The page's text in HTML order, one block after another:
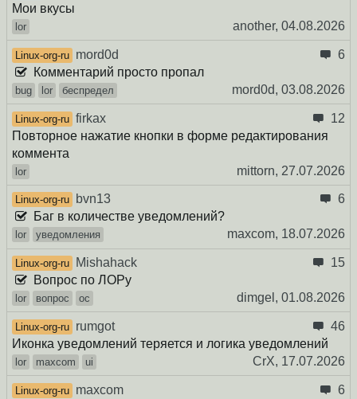
Мои вкусы
lor another, 04.08.2026
Linux-org-ru mord0d
6
Комментарий просто пропал
bug lor беспредел mord0d, 03.08.2026
Linux-org-ru firkax
12
Повторное нажатие кнопки в форме редактирования
коммента
lor mittorn, 27.07.2026
Linux-org-ru bvn13
6
Баг в количестве уведомлений?
lor уведомления maxcom, 18.07.2026
Linux-org-ru Mishahack
15
Вопрос по ЛОРу
lor вопрос ос dimgel, 01.08.2026
Linux-org-ru rumgot
46
Иконка уведомлений теряется и логика уведомлений
lor maxcom ui CrX, 17.07.2026
Linux-org-ru maxcom
6